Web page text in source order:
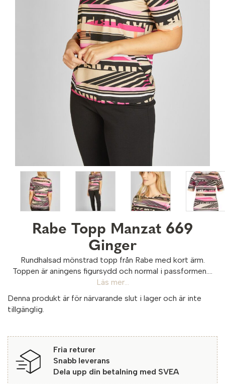
Rabe Topp Manzat 669
Ginger
Rundhalsad mönstrad topp från Rabe med kort ärm.
Toppen är aningens figursydd och normal i passformen....
Läs mer...
Denna produkt är för närvarande slut i lager och är inte
tillgänglig.
Fria returer
Snabb leverans
Dela upp din betalning med SVEA